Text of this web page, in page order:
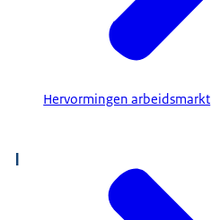
Hervormingen arbeidsmarkt
I